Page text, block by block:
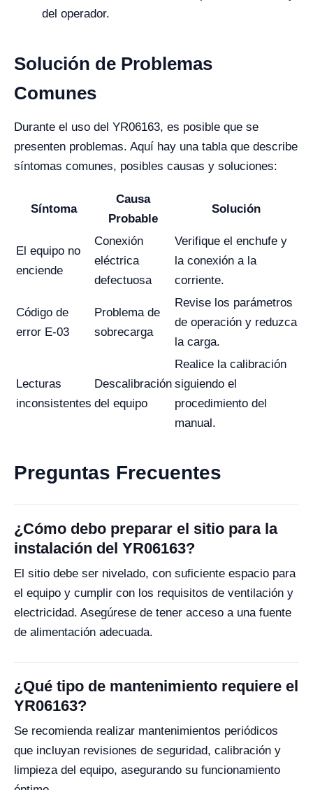
del operador.
Solución de Problemas
Comunes
Durante el uso del YR06163, es posible que se
presenten problemas. Aquí hay una tabla que describe
síntomas comunes, posibles causas y soluciones:
Síntoma
Causa
Probable
Solución
El equipo no
enciende
Conexión
eléctrica
defectuosa
Verifique el enchufe y
la conexión a la
corriente.
Código de
error E-03
Problema de
sobrecarga
Revise los parámetros
de operación y reduzca
la carga.
Lecturas
inconsistentes
Descalibración
del equipo
Realice la calibración
siguiendo el
procedimiento del
manual.
Preguntas Frecuentes
¿Cómo debo preparar el sitio para la
instalación del YR06163?
El sitio debe ser nivelado, con suficiente espacio para
el equipo y cumplir con los requisitos de ventilación y
electricidad. Asegúrese de tener acceso a una fuente
de alimentación adecuada.
¿Qué tipo de mantenimiento requiere el
YR06163?
Se recomienda realizar mantenimientos periódicos
que incluyan revisiones de seguridad, calibración y
limpieza del equipo, asegurando su funcionamiento